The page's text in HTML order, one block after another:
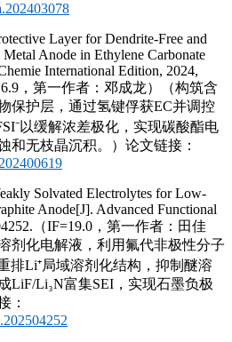
Layer for Dendrite-Free and
Anode in Ethylene Carbonate
International Edition, 2024,
，第一作者：邓成龙）（构筑含
保护层，通过氢键俘获EC并调控
以缓解浓差极化，实现碳酸酯电
和无枝晶沉积。）论文链接：
Solvated Electrolytes for Low-
Anode[J]. Advanced Functional
（IF=19.0，第一作者：田佳
剂化电解液，利用氟代非极性分子
排Li⁺局域溶剂化结构，抑制醚溶
LiF/Li₃N富集SEI，实现石墨负极
：